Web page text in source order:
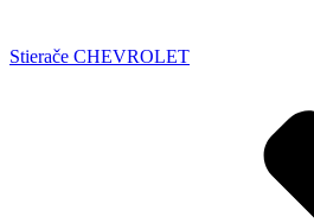
Stierače CHEVROLET